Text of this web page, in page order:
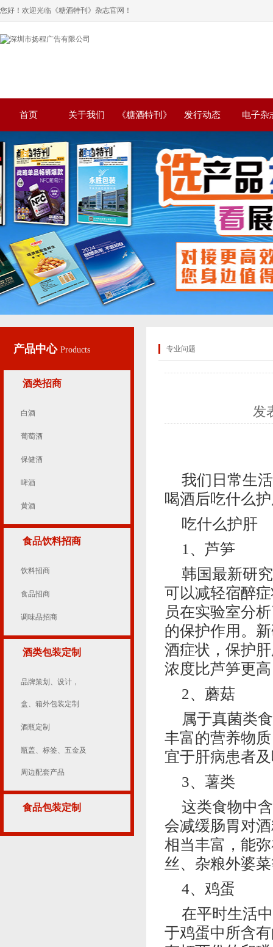
您好！欢迎光临《糖酒特刊》杂志官网！
首页 关于我们 《糖酒特刊》 发行动态 电子杂
产品中心 Products
酒类招商
白酒
葡萄酒
保健酒
啤酒
黄酒
食品饮料招商
饮料招商
食品招商
调味品招商
酒类包装定制
品牌策划、设计，
盒、箱外包装定制
酒瓶定制
瓶盖、标签、五金及
周边配套产品
食品包装定制
专业问题
发
我们日常生
喝酒后吃什么
吃什么护肝
1、芦笋
韩国最新研
可以减轻宿醉
员在实验室分
的保护作用。
酒症状，保护
浓度比芦笋更
2、蘑菇
属于真菌类
丰富的营养物
宜于肝病患者
3、薯类
这类食物中
会减缓肠胃对
相当丰富，能
丝、杂粮外婆
4、鸡蛋
在平时生活
于鸡蛋中所含